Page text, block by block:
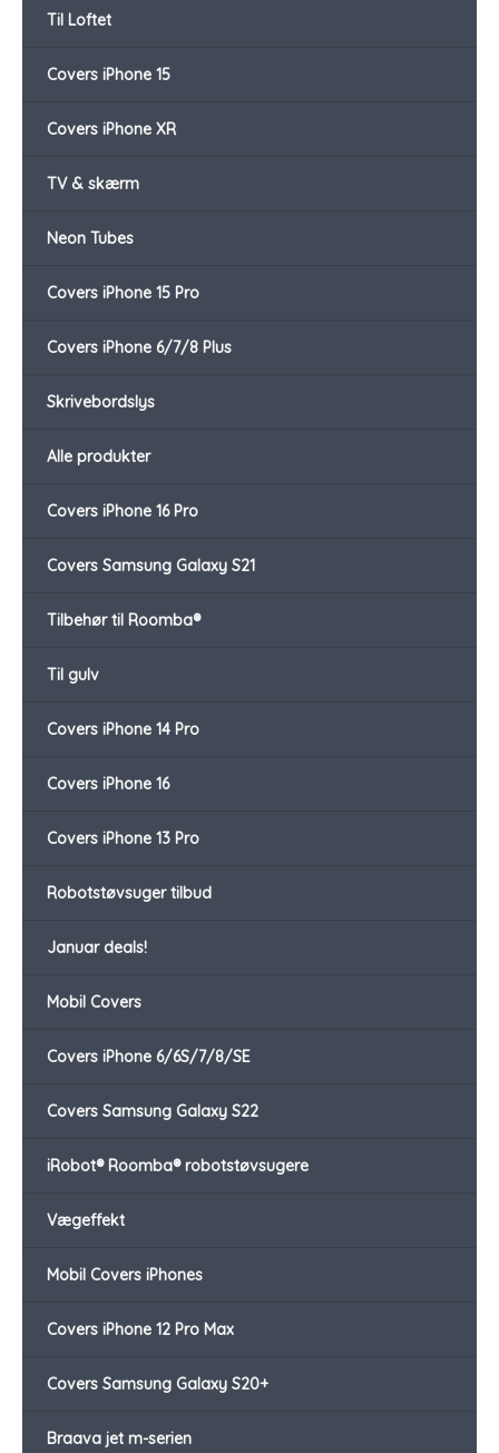
Til Loftet
Covers iPhone 15
Covers iPhone XR
TV & skærm
Neon Tubes
Covers iPhone 15 Pro
Covers iPhone 6/7/8 Plus
Skrivebordslys
Alle produkter
Covers iPhone 16 Pro
Covers Samsung Galaxy S21
Tilbehør til Roomba®
Til gulv
Covers iPhone 14 Pro
Covers iPhone 16
Covers iPhone 13 Pro
Robotstøvsuger tilbud
Januar deals!
Mobil Covers
Covers iPhone 6/6S/7/8/SE
Covers Samsung Galaxy S22
iRobot® Roomba® robotstøvsugere
Vægeffekt
Mobil Covers iPhones
Covers iPhone 12 Pro Max
Covers Samsung Galaxy S20+
Braava jet m-serien